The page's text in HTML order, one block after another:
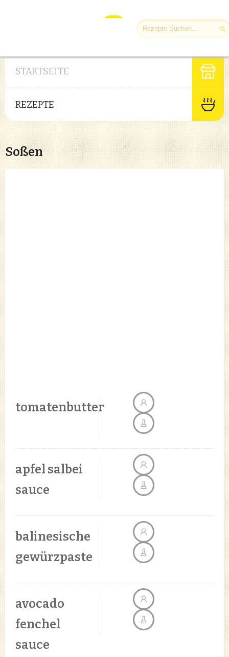
STARTSEITE
REZEPTE
Soßen
tomatenbutter
apfel salbei
sauce
balinesische
gewürzpaste
avocado
fenchel
sauce